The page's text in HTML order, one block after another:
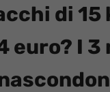
di 15
euro? I